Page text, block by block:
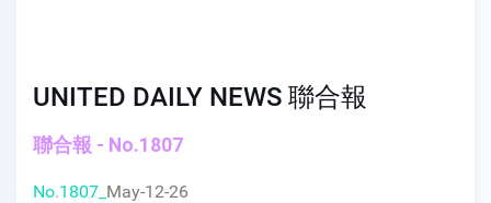
UNITED DAILY NEWS 聯合報
聯合報 - No.1807
No.1807_ May-12-26